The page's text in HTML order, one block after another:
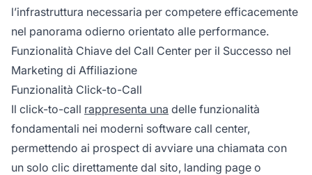
l’infrastruttura necessaria per competere efficacemente
nel panorama odierno orientato alle performance.
Funzionalità Chiave del Call Center per il Successo nel
Marketing di Affiliazione
Funzionalità Click-to-Call
Il click-to-call rappresenta una delle funzionalità
fondamentali nei moderni software call center,
permettendo ai prospect di avviare una chiamata con
un solo clic direttamente dal sito, landing page o